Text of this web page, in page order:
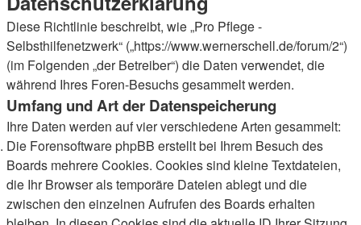
Diese Richtlinie beschreibt, wie „Pro Pflege -
Selbsthilfenetzwerk“ („https://www.wernerschell.de/forum/2“)
(im Folgenden „der Betreiber“) die Daten verwendet, die
während Ihres Foren-Besuchs gesammelt werden.
Umfang und Art der Datenspeicherung
Ihre Daten werden auf vier verschiedene Arten gesammelt:
Die Forensoftware phpBB erstellt bei Ihrem Besuch des
Boards mehrere Cookies. Cookies sind kleine Textdateien,
die Ihr Browser als temporäre Dateien ablegt und die
zwischen den einzelnen Aufrufen des Boards erhalten